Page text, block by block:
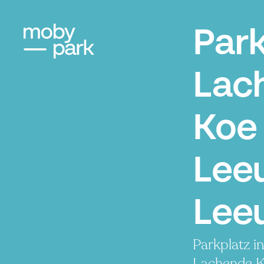
Koe
Parkplatz